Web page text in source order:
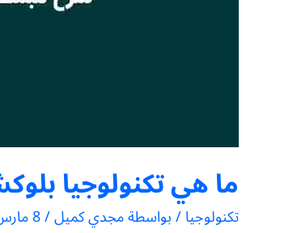
ما هي تكنولوجيا بلوكشين و 4 طرق
تكنولوجيا/ بواسطةمجدي كميل/8 مارس، 2018